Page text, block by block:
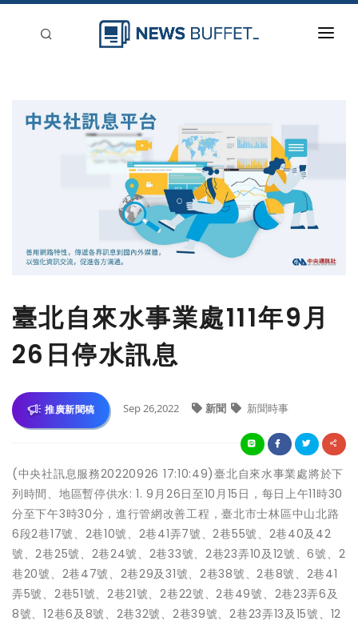
臺北自來水事業處111年9月
26日停水訊息
推廣新聞稿 Sep 26,2022 新聞 新聞時事
(中央社訊息服務20220926 17:10:49)臺北自來水事業處將於下
列時間、地區暫停供水: 1. 9月26日至10月15日，每日上午11時30
分至下午3時30分，進行管網改善工程，臺北市士林區中山北路
6段2巷17號、2巷10號、2巷41弄7號、2巷55號、2巷40及42
號、2巷25號、2巷24號、2巷33號、2巷23弄10及12號、6號、2
巷20號、2巷47號、2巷29及31號、2巷38號、2巷8號、2巷41
弄5號、2巷51號、2巷21號、2巷22號、2巷49號、2巷23弄6及
8號、12巷6及8號、2巷32號、2巷39號、2巷23弄13及15號、12